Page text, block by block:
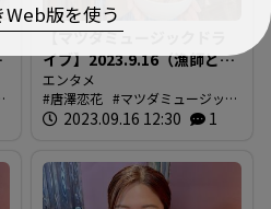
Web版を使う
【マツダミュージックドラ
イブ】2023.9.16（漁師と農
家の台所 キッチンルマー
ダ）
エンタメ
唐澤恋花
マツダミュージック
ドライブ
2023.09.16 12:30 1